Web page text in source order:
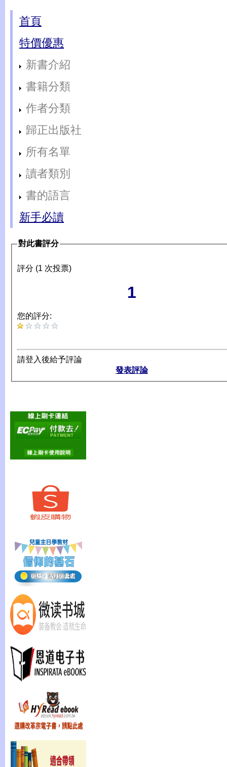
首頁
特價優惠
新書介紹
書籍分類
作者分類
歸正出版社
所有名單
讀者類別
書的語言
新手必讀
對此書評分
評分 (1 次投票)
1
您的評分:
請登入後給予評論
發表評論